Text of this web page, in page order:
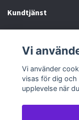
Kundtjänst
Sociala medier
Vi
Vi använder
visas för dig och
upplevelse när